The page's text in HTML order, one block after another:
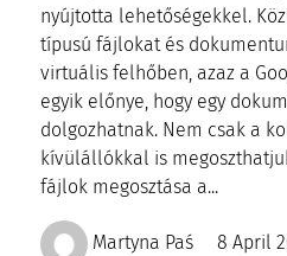
nyújtotta lehetőségekkel.
típusú fájlokat és
virtuális felhőben, azaz a
egyik előnye, hogy egy
dolgozhatnak. Nem csak a
kívülállókkal is
fájlok megosztása a...
Martyna Paś 8 April